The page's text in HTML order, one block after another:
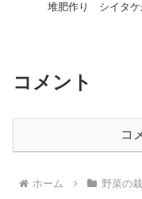
堆肥作り シイタケ
コメント
コ
ホーム 野菜の